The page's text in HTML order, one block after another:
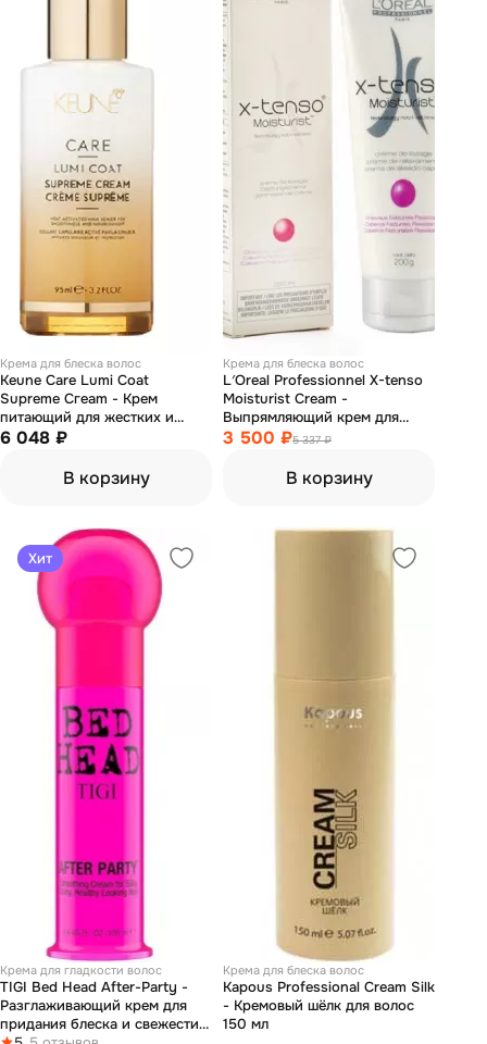
Крема для блеска волос
Keune Care Lumi Coat
Supreme Сгеаm - Крем
питающий для жестких и
кудрявых волос 95 мл
6 048 ₽
В корзину
Крема для блеска волос
L′Oreal Professionnel X-tenso
Moisturist Cream -
Выпрямляющий крем для
трудно поддающихся волос
3 500 ₽5 337 ₽
В корзину
Хит
Крема для гладкости волос
TIGI Bed Head After-Party -
Разглаживающий крем для
придания блеска и свежести
Крема для блеска волос
Kapous Professional Cream Silk
- Кремовый шёлк для волос
150 мл